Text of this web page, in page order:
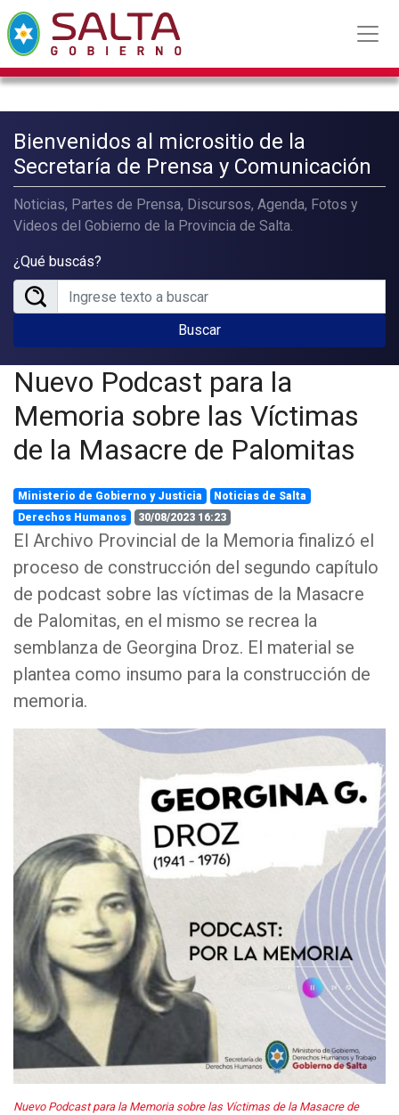
Bienvenidos al micrositio de la
Secretaría de Prensa y Comunicación
Noticias, Partes de Prensa, Discursos, Agenda, Fotos y
Videos del Gobierno de la Provincia de Salta.
¿Qué buscás?
Buscar
Nuevo Podcast para la
Memoria sobre las Víctimas
de la Masacre de Palomitas
Ministerio de Gobierno y Justicia
Noticias de Salta
Derechos Humanos
30/08/2023 16:23
El Archivo Provincial de la Memoria finalizó el
proceso de construcción del segundo capítulo
de podcast sobre las víctimas de la Masacre
de Palomitas, en el mismo se recrea la
semblanza de Georgina Droz. El material se
plantea como insumo para la construcción de
memoria.
Nuevo Podcast para la Memoria sobre las Víctimas de la Masacre de